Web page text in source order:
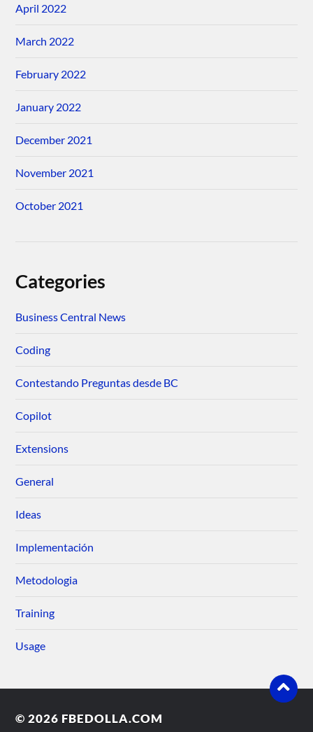
April 2022
March 2022
February 2022
January 2022
December 2021
November 2021
October 2021
Categories
Business Central News
Coding
Contestando Preguntas desde BC
Copilot
Extensions
General
Ideas
Implementación
Metodologia
Training
Usage
© 2026 FBEDOLLA.COM